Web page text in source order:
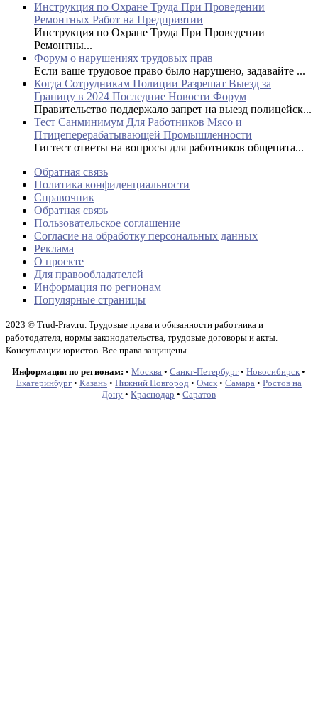
Инструкция по Охране Труда При Проведении
Ремонтных Работ на Предприятии
Инструкция по Охране Труда При Проведении
Ремонтны...
Форум о нарушениях трудовых прав
Если ваше трудовое право было нарушено, задавайте ...
Когда Сотрудникам Полиции Разрешат Выезд за
Границу в 2024 Последние Новости Форум
Правительство поддержало запрет на выезд полицейск...
Тест Санминимум Для Работников Мясо и
Птицеперерабатывающей Промышленности
Гигтест ответы на вопросы для работников общепита...
Обратная связь
Политика конфиденциальности
Справочник
Обратная связь
Пользовательское соглашение
Согласие на обработку персональных данных
Реклама
О проекте
Для правообладателей
Информация по регионам
Популярные страницы
2023 © Trud-Prav.ru. Трудовые права и обязанности работника и
работодателя, нормы законодательства, трудовые договоры и акты.
Консультации юристов. Все права защищены.
Информация по регионам: •Москва •Санкт-Петербург •Новосибирск •
Екатеринбург • Казань • Нижний Новгород • Омск • Самара • Ростов на
Дону •Краснодар •Саратов